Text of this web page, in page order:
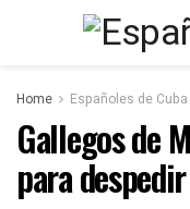
Home Españoles de Cuba
Gallegos de
para